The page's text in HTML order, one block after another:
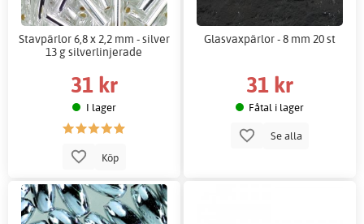
Stavpärlor 6,8 x 2,2 mm - silver
13 g silverlinjerade
31 kr
I lager
Köp
Glasvaxpärlor - 8 mm 20 st
31 kr
Fåtal i lager
Se alla